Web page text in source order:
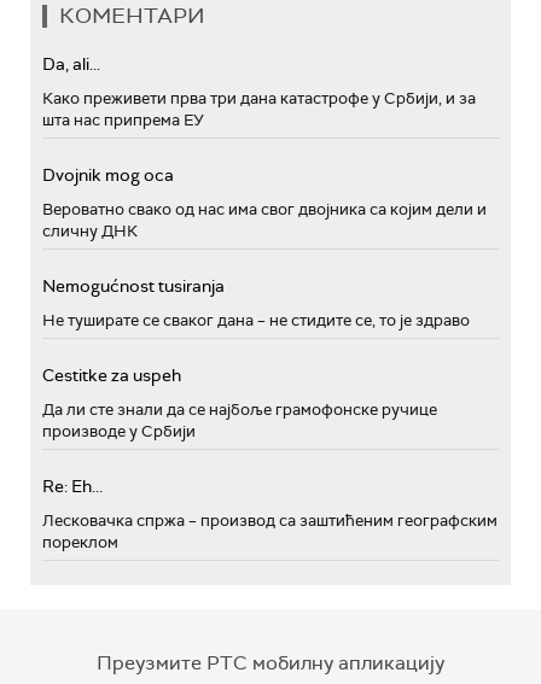
КОМЕНТАРИ
Da, ali...
Како преживети прва три дана катастрофе у Србији, и за
шта нас припрема ЕУ
Dvojnik mog oca
Вероватно свако од нас има свог двојника са којим дели и
сличну ДНК
Nemogućnost tusiranja
Не туширате се сваког дана – не стидите се, то је здраво
Cestitke za uspeh
Да ли сте знали да се најбоље грамофонске ручице
производе у Србији
Re: Eh...
Лесковачка спржа – производ са заштићеним географским
пореклом
Преузмите РТС мобилну апликацију